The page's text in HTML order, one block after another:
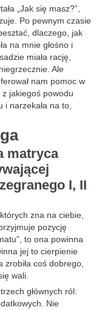
„Jak się masz?”,
Po pewnym czasie
dlaczego, jak
na mnie głośno i
miała rację,
Ale
nam pomoc w
jakiegoś powodu
narzekała na to,
matryca
I, II
zna na ciebie,
pozycję
to ona powinna
jej to cierpienie
zrobiła coś dobrego,
wali.
głównych ról:
Nie